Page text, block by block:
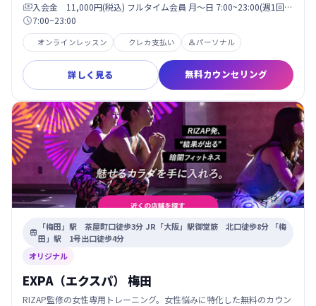
入会金 11,000円(税込) フルタイム会員 月〜日 7:00~23:00(週1回…
7:00~23:00
オンラインレッスン クレカ支払い パーソナル
詳しく見る 無料カウンセリング

「梅田」駅 茶屋町口徒歩3分 JR「大阪」駅御堂筋 北口徒歩8分 「梅
田」駅 1号出口徒歩4分
オリジナル
EXPA（エクスパ） 梅田
RIZAP監修の女性専用トレーニング。女性悩みに特化した無料のカウン